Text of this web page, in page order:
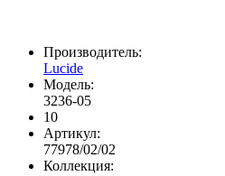
Производитель:
Lucide
Модель:
3236-05
10
Артикул:
77978/02/02
Коллекция: